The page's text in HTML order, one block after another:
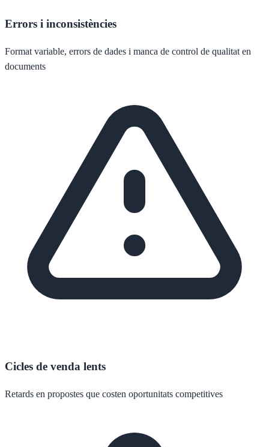
Errors i inconsistències
Format variable, errors de dades i manca de control de qualitat en
documents
Cicles de venda lents
Retards en propostes que costen oportunitats competitives